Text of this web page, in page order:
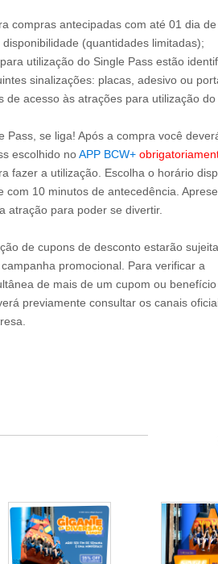
compras antecipadas com até 01 dia de
(quantidades limitadas);
utilização do Single Pass estão
sinalizações: placas, adesivo ou
de acesso às atrações para utilização do
Pass, se liga! Após a compra você
escolhido noAPP BCW+
fazer a utilização. Escolha o horário
com 10 minutos de antecedência.
atração para poder se divertir.
de cupons de desconto estarão
promocional. Para verificar a
de mais de um cupom ou benefício
previamente consultar os canais